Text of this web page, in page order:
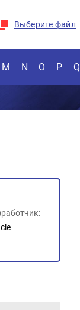
Выберите файл
M N O P Q